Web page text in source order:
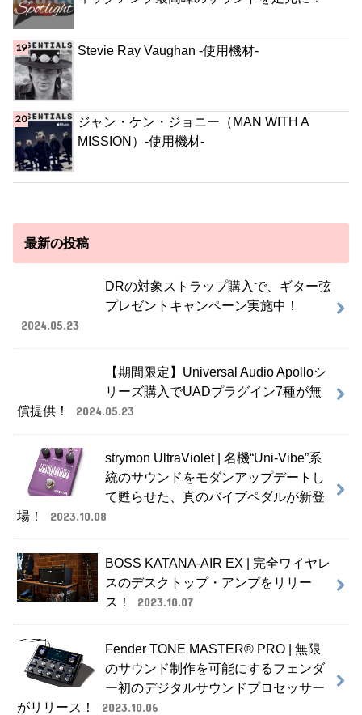
Stevie Ray Vaughan -使用機材-
ジャン・ケン・ジョニー（MAN WITH A
MISSION）-使用機材-
最新の投稿
DRの対象ストラップ購入で、ギター弦
プレゼントキャンペーン実施中！
2024.05.23
【期間限定】Universal Audio Apolloシ
リーズ購入でUADプラグイン7種が無
償提供！
2024.05.23
strymon UltraViolet | 名機“Uni-Vibe”系
統のサウンドをモダンアップデートし
て甦らせた、真のバイブペダルが新登
場！
2023.10.08
BOSS KATANA-AIR EX | 完全ワイヤレ
スのデスクトップ・アンプをリリー
ス！
2023.10.07
Fender TONE MASTER® PRO | 無限
のサウンド制作を可能にするフェンダ
ー初のデジタルサウンドプロセッサー
がリリース！
2023.10.06